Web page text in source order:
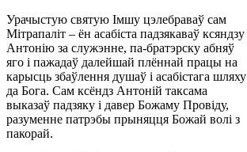
Урачыстую святую Імшу цэлебраваў сам
Мітрапаліт – ён асабіста падзякаваў ксяндзу
Антонію за служэнне, па-братэрску абняў
яго і пажадаў далейшай плённай працы на
карысць збаўлення душаў і асабістага шляху
да Бога. Сам ксёндз Антоній таксама
выказаў падзяку і давер Божаму Провіду,
разуменне патрэбы прыняцця Божай волі з
пакорай.